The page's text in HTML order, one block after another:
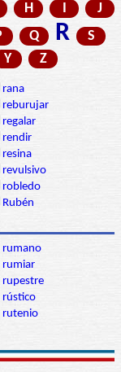
H I
J
Q R
S
Y Z
rana
reburujar
regalar
rendir
resina
revulsivo
robledo
Rubén
rumano
rumiar
rupestre
rústico
rutenio